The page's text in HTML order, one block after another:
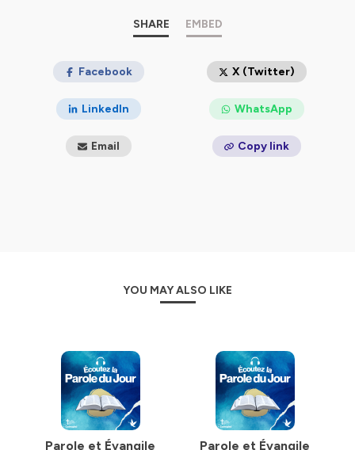
SHARE EMBED
Facebook X (Twitter)
LinkedIn WhatsApp
Email Copy link
YOU MAY ALSO LIKE
Parole et Évangile Parole et Évangile